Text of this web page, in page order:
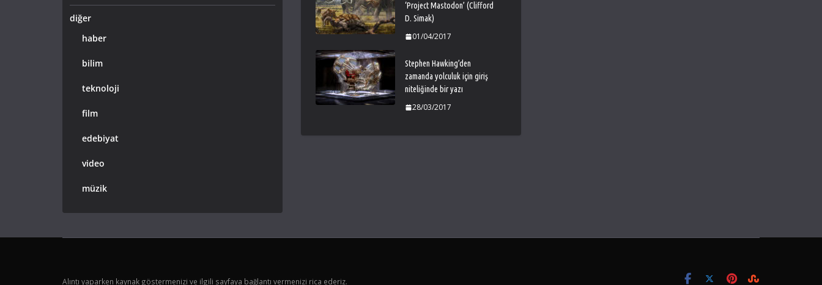
diğer
haber
bilim
teknoloji
film
edebiyat
video
müzik
‘Project Mastodon’ (Clifford
D. Simak)
01/04/2017
Stephen Hawking’den
zamanda yolculuk için giriş
niteliğinde bir yazı
28/03/2017
Alıntı yaparken kaynak göstermenizi ve ilgili sayfaya bağlantı vermenizi rica ederiz.